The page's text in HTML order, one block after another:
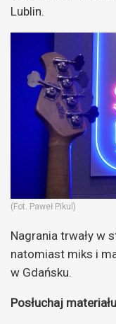
Lublin.
(Fot. Paweł Pikul)
Nagrania trwały w
natomiast miks i
w Gdańsku.
Posłuchaj